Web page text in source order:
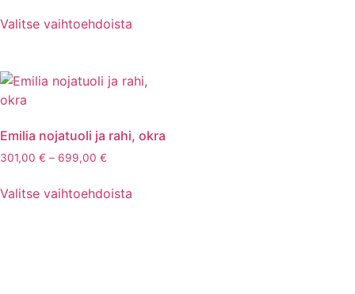
Valitse vaihtoehdoista
Emilia nojatuoli ja rahi, okra
301,00 € – 699,00 €
Valitse vaihtoehdoista